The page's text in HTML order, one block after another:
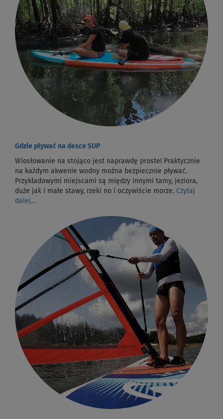
Gdzie pływać na desce SUP
Wiosłowanie na stojąco jest naprawdę proste! Praktycznie
na każdym akwenie wodny można bezpiecznie pływać.
Przykładowymi miejscami są między innymi tamy, jeziora,
duże jak i małe stawy, rzeki no i oczywiście morze. Czytaj
dalej...